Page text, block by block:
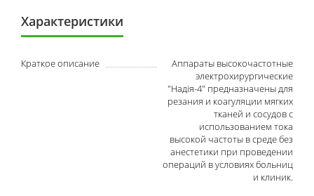
Характеристики
Краткое описание
Аппараты высокочастотные
электрохирургические
"Надія-4" предназначены для
резания и коагуляции мягких
тканей и сосудов с
использованием тока
высокой частоты в среде без
анестетики при проведении
операций в условиях больниц
и клиник.